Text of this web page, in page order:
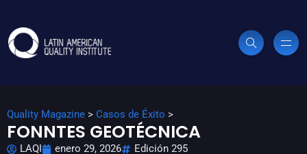
Quality Magazine > Casos de Éxito >
FONNTES GEOTÉCNICA
LAQI enero 29, 2026 Edición 295